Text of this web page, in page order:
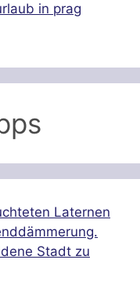
in prag
Stadt zu